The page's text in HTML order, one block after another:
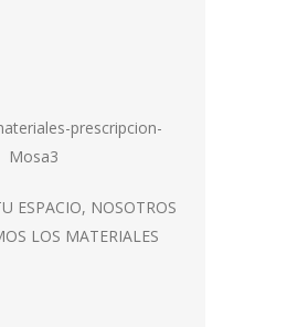
ESPACIO, NOSOTROS
LOS MATERIALES